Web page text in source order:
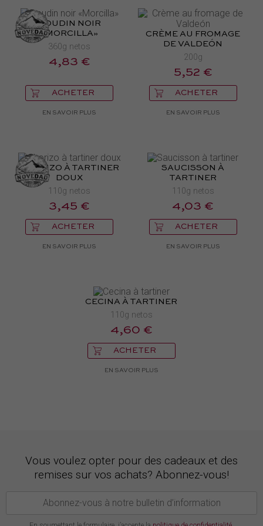
BOUDIN NOIR
«MORCILLA»
360g netos
4,83 €
ACHETER
EN SAVOIR PLUS
CRÈME AU FROMAGE
DE VALDEÓN
200g
5,52 €
ACHETER
EN SAVOIR PLUS
CHORIZO À TARTINER
DOUX
110g netos
3,45 €
ACHETER
EN SAVOIR PLUS
SAUCISSON À
TARTINER
110g netos
4,03 €
ACHETER
EN SAVOIR PLUS
CECINA À TARTINER
110g netos
4,60 €
ACHETER
EN SAVOIR PLUS
Vous voulez opter pour des cadeaux et des
remises sur vos achats? Abonnez-vous!